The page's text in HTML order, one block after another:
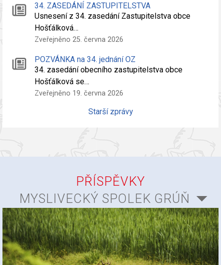
34. ZASEDÁNÍ ZASTUPITELSTVA
Usnesení z 34. zasedání Zastupitelstva obce
Hošťálková…
Zveřejněno 25. června 2026
POZVÁNKA na 34. jednání OZ
34. zasedání obecního zastupitelstva obce
Hošťálková se…
Zveřejněno 19. června 2026
Starší zprávy
PŘÍSPĚVKY
MYSLIVECKÝ SPOLEK GRÚŇ